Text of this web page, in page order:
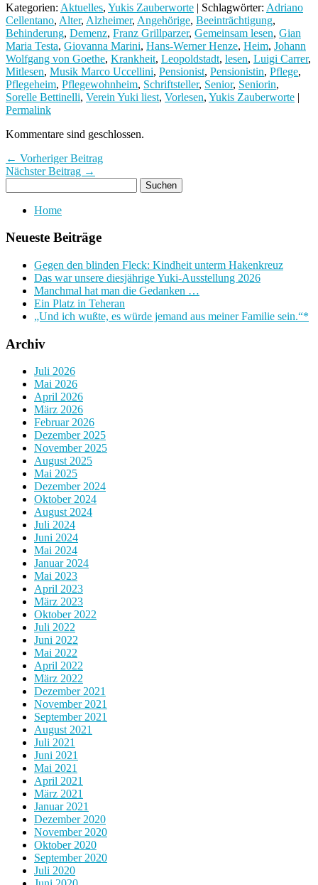
Kategorien: Aktuelles, Yukis Zauberworte | Schlagwörter: Adriano
Cellentano, Alter, Alzheimer, Angehörige, Beeinträchtigung,
Behinderung, Demenz, Franz Grillparzer, Gemeinsam lesen, Gian
Maria Testa, Giovanna Marini, Hans-Werner Henze, Heim, Johann
Wolfgang von Goethe, Krankheit, Leopoldstadt, lesen, Luigi Carrer,
Mitlesen, Musik Marco Uccellini, Pensionist, Pensionistin, Pflege,
Pflegeheim, Pflegewohnheim, Schriftsteller, Senior, Seniorin,
Sorelle Bettinelli, Verein Yuki liest, Vorlesen, Yukis Zauberworte |
Permalink
Kommentare sind geschlossen.
← Vorheriger Beitrag
Nächster Beitrag →
Home
Neueste Beiträge
Gegen den blinden Fleck: Kindheit unterm Hakenkreuz
Das war unsere diesjährige Yuki-Ausstellung 2026
Manchmal hat man die Gedanken …
Ein Platz in Teheran
„Und ich wußte, es würde jemand aus meiner Familie sein.“*
Archiv
Juli 2026
Mai 2026
April 2026
März 2026
Februar 2026
Dezember 2025
November 2025
August 2025
Mai 2025
Dezember 2024
Oktober 2024
August 2024
Juli 2024
Juni 2024
Mai 2024
Januar 2024
Mai 2023
April 2023
März 2023
Oktober 2022
Juli 2022
Juni 2022
Mai 2022
April 2022
März 2022
Dezember 2021
November 2021
September 2021
August 2021
Juli 2021
Juni 2021
Mai 2021
April 2021
März 2021
Januar 2021
Dezember 2020
November 2020
Oktober 2020
September 2020
Juli 2020